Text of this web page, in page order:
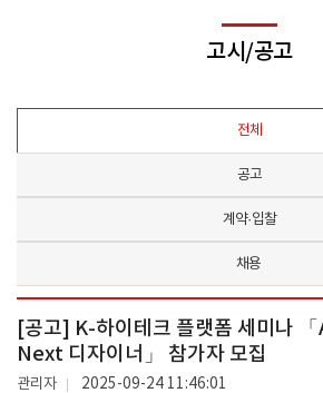
고시/공고
전체
공고
계약·입찰
채용
[공고] K-하이테크 플랫폼 세미나
Next 디자이너」 참가자 모집
관리자 2025-09-24 11:46:01